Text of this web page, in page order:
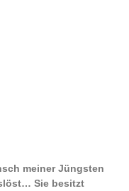
meiner Jüngsten
Sie besitzt